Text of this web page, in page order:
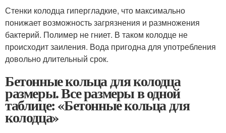
Стенки колодца гипергладкие, что максимально
понижает возможность загрязнения и размножения
бактерий. Полимер не гниет. В таком колодце не
происходит заиления. Вода пригодна для употребления
довольно длительный срок.
Бетонные кольца для колодца
размеры. Все размеры в одной
таблице: «Бетонные кольца для
колодца»